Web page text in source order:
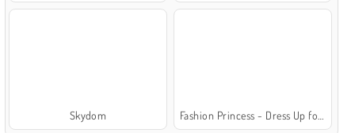
Skydom Fashion Princess - Dress Up for Girls